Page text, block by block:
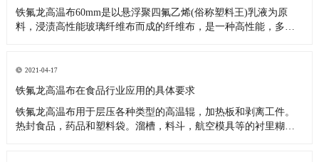
铁氟龙高温布60mm是以悬浮聚四氟乙烯(俗称塑料王)乳液为原
料，浸渍高性能玻璃纤维布而成的纤维布，是一种高性能，多用
不但强度不会变低，而且重量也不减少;在350℃高温
2021-04-17
铁氟龙高温布在食品行业应用的具体要求
铁氟龙高温布用于层压各种类型的高温辊，加热板和剥离工件。
热封食品，药品和塑料袋。溜槽，料斗，航空模具等的衬里糊